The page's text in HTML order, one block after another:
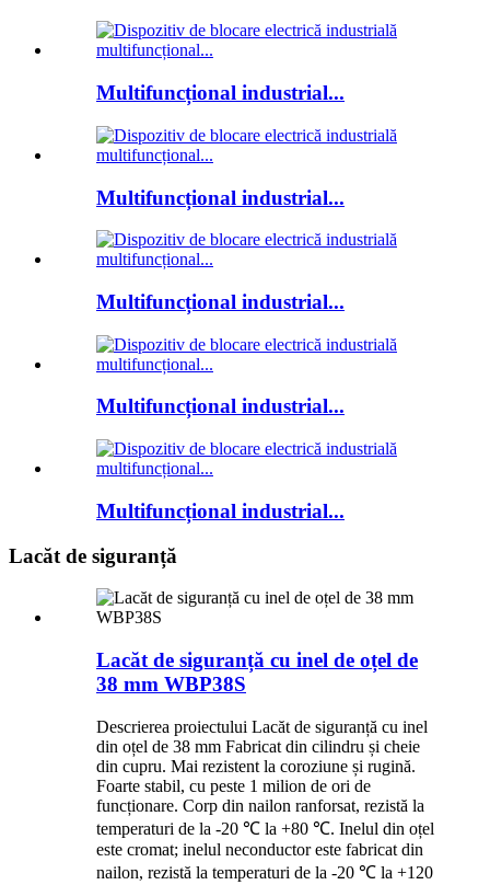
Multifuncțional industrial...
Multifuncțional industrial...
Multifuncțional industrial...
Multifuncțional industrial...
Multifuncțional industrial...
Lacăt de siguranță
Lacăt de siguranță cu inel de oțel de
38 mm WBP38S
Descrierea proiectului Lacăt de siguranță cu inel
din oțel de 38 mm Fabricat din cilindru și cheie
din cupru. Mai rezistent la coroziune și rugină.
Foarte stabil, cu peste 1 milion de ori de
funcționare. Corp din nailon ranforsat, rezistă la
temperaturi de la -20 ℃ la +80 ℃. Inelul din oțel
este cromat; inelul neconductor este fabricat din
nailon, rezistă la temperaturi de la -20 ℃ la +120